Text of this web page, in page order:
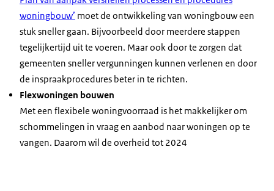
woningbouw’ moet de ontwikkeling van woningbouw een
stuk sneller gaan. Bijvoorbeeld door meerdere stappen
tegelijkertijd uit te voeren. Maar ook door te zorgen dat
gemeenten sneller vergunningen kunnen verlenen en door
de inspraakprocedures beter in te richten.
Flexwoningen bouwen
Met een flexibele woningvoorraad is het makkelijker om
schommelingen in vraag en aanbod naar woningen op te
vangen. Daarom wil de overheid tot 2024